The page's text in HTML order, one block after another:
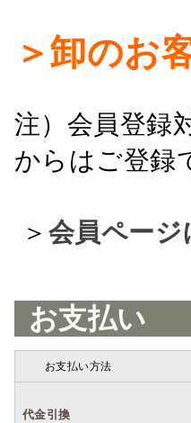
＞卸のお
注）会員登録
からはご登録
＞ 会員ペー
お支払い
お支払い方法
代金引換